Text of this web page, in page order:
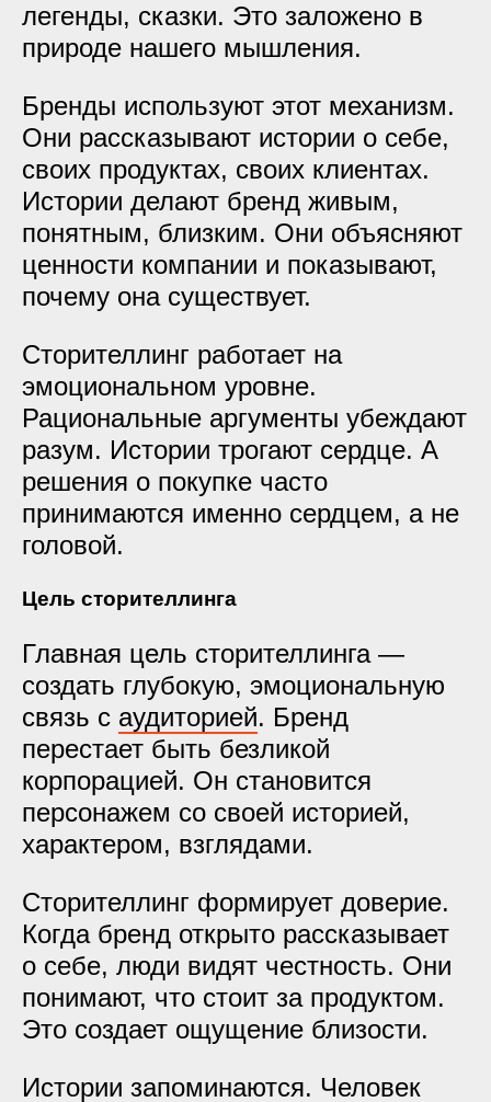
легенды, сказки. Это заложено в
природе нашего мышления.
Бренды используют этот механизм.
Они рассказывают истории о себе,
своих продуктах, своих клиентах.
Истории делают бренд живым,
понятным, близким. Они объясняют
ценности компании и показывают,
почему она существует.
Сторителлинг работает на
эмоциональном уровне.
Рациональные аргументы убеждают
разум. Истории трогают сердце. А
решения о покупке часто
принимаются именно сердцем, а не
головой.
Цель сторителлинга
Главная цель сторителлинга —
создать глубокую, эмоциональную
связь с аудиторией. Бренд
перестает быть безликой
корпорацией. Он становится
персонажем со своей историей,
характером, взглядами.
Сторителлинг формирует доверие.
Когда бренд открыто рассказывает
о себе, люди видят честность. Они
понимают, что стоит за продуктом.
Это создает ощущение близости.
Истории запоминаются. Человек